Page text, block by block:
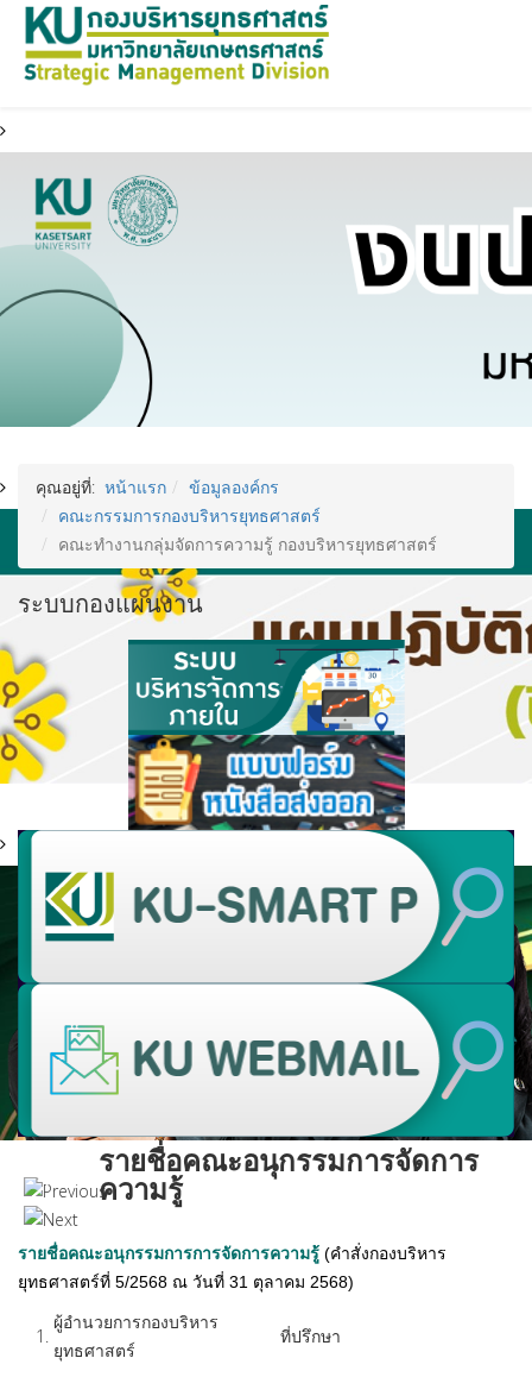
คุณอยู่ที่: หน้าแรก
ข้อมูลองค์กร
คณะกรรมการกองบริหารยุทธศาสตร์
คณะทำงานกลุ่มจัดการความรู้ กองบริหารยุทธศาสตร์
ระบบกองแผนงาน
รายชื่อคณะอนุกรรมการจัดการ
ความรู้
รายชื่อคณะอนุกรรมการการจัดการความรู้ (คำสั่งกองบริหาร
ยุทธศาสตร์ที่ 5/2568 ณ วันที่ 31 ตุลาคม 2568)
1.
ผู้อำนวยการกองบริหาร
ยุทธศาสตร์
ที่ปรึกษา